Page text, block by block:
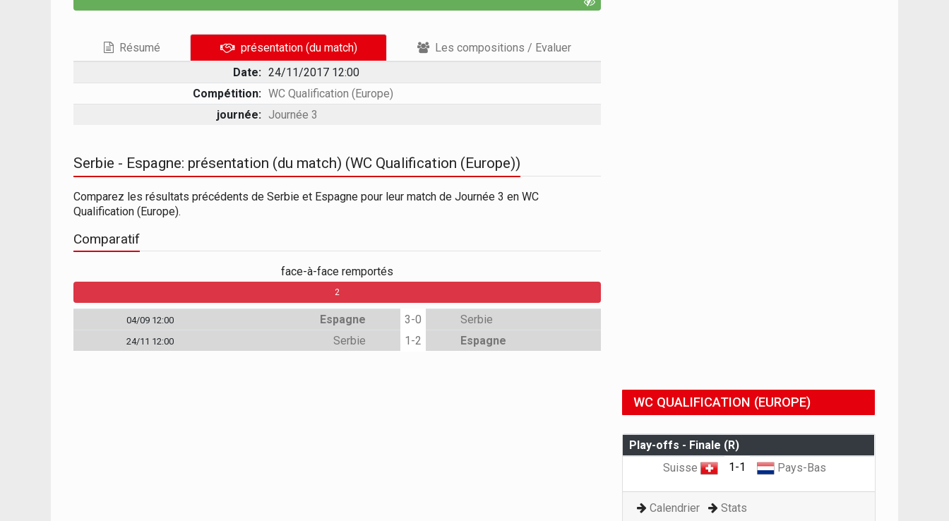
Résumé présentation (du match)
Les compositions / Evaluer
Date: 24/11/2017 12:00
Compétition: WC Qualification (Europe)
journée: Journée 3
Serbie - Espagne: présentation (du match) (WC Qualification (Europe))
Comparez les résultats précédents de Serbie et Espagne pour leur match de Journée 3 en WC
Qualification (Europe).
Comparatif
face-à-face remportés
2
04/09 12:00 Espagne 3-0 Serbie
24/11 12:00 Serbie 1-2 Espagne
WC QUALIFICATION (EUROPE)
Play-offs - Finale (R)
Suisse
1-1 Pays-Bas
Calendrier Stats